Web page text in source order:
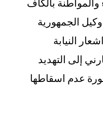
والمواطنة بالكاف
الجمهورية
النيابة
إلى التهديد
عدم اسقاطها